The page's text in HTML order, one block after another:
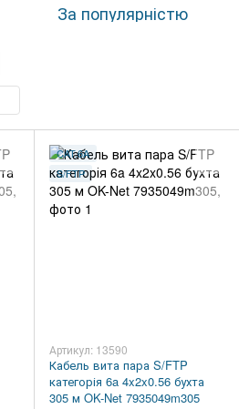
За популярністю
CAT.6A
S/FTP
Артикул: 13590
Кабель вита пара S/FTP
категорія 6a 4x2x0.56 бухта
305 м OK-Net 7935049m305